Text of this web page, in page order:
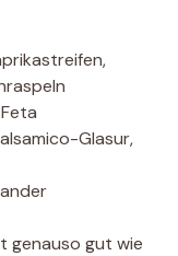
Glasur,
genauso gut wie